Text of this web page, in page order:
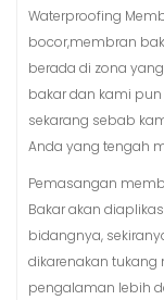
Waterproofing
bocor,membran
berada di zona
bakar dan kami
sekarang sebab
Anda yang tengah
Pemasangan
Bakar akan
bidangnya,
dikarenakan
pengalaman lebih